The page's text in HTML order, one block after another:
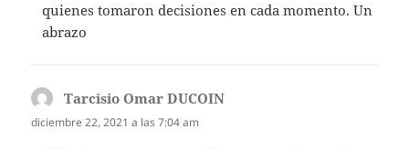
quienes tomaron decisiones en cada momento. Un
abrazo
Tarcisio Omar DUCOIN
diciembre 22, 2021 a las 7:04 am